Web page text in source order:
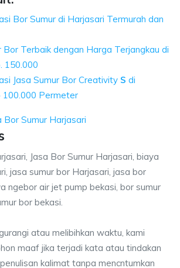
Bor Sumur di Harjasari Termurah dan
Bor Terbaik dengan Harga Terjangkau di
150.000
Jasa Sumur Bor Creativity S di
100.000 Permeter
Bor Sumur Harjasari
Jasa Bor Sumur Harjasari, biaya
jasa sumur bor Harjasari, jasa bor
ngebor air jet pump bekasi, bor sumur
bor bekasi.
atau melibihkan waktu, kami
maaf jika terjadi kata atau tindakan
kalimat tanpa mencntumkan